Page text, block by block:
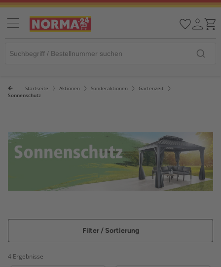
Startseite Aktionen Sonderaktionen
Gartenzeit
Sonnenschutz
Filter / Sortierung
4 Ergebnisse